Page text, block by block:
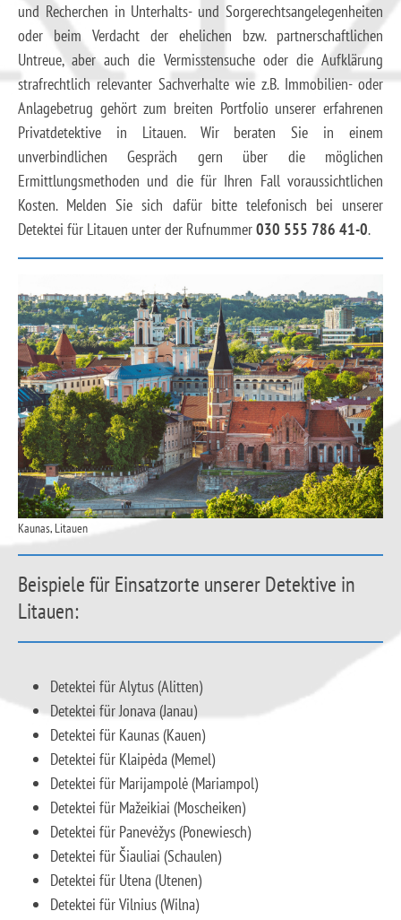
und Recherchen in Unterhalts- und Sorgerechtsangelegenheiten
oder beim Verdacht der ehelichen bzw. partnerschaftlichen
Untreue, aber auch die Vermisstensuche oder die Aufklärung
strafrechtlich relevanter Sachverhalte wie z.B. Immobilien- oder
Anlagebetrug gehört zum breiten Portfolio unserer erfahrenen
Privatdetektive in Litauen. Wir beraten Sie in einem
unverbindlichen Gespräch gern über die möglichen
Ermittlungsmethoden und die für Ihren Fall voraussichtlichen
Kosten. Melden Sie sich dafür bitte telefonisch bei unserer
Detektei für Litauen unter der Rufnummer030 555 786 41-0.
Kaunas, Litauen
Beispiele für Einsatzorte unserer Detektive in
Litauen:
Detektei für Alytus (Alitten)
Detektei für Jonava (Janau)
Detektei für Kaunas (Kauen)
Detektei für Klaipėda (Memel)
Detektei für Marijampolė (Mariampol)
Detektei für Mažeikiai (Moscheiken)
Detektei für Panevėžys (Ponewiesch)
Detektei für Šiauliai (Schaulen)
Detektei für Utena (Utenen)
Detektei für Vilnius (Wilna)